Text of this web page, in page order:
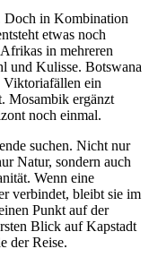
Doch in Kombination
etwas noch
in mehreren
und Kulisse. Botswana
Viktoriafällen ein
Mosambik ergänzt
noch einmal.
suchen. Nicht nur
Natur, sondern auch
Wenn eine
verbindet, bleibt sie im
Punkt auf der
Blick auf Kapstadt
der Reise.